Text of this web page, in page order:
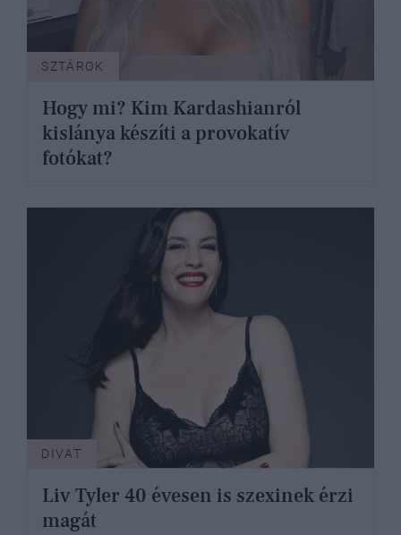
SZTÁROK
Hogy mi? Kim Kardashianról
kislánya készíti a provokatív
fotókat?
DIVAT
Liv Tyler 40 évesen is szexinek érzi
magát